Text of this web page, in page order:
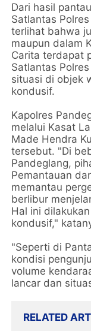
Dari hasil
Satlantas
terlihat bahwa
maupun dalam
Carita terdapat
Satlantas
situasi di objek
kondusif.
Kapolres
melalui Kasat
Made Hendra
tersebut. "Di
Pandeglang,
Pemantauan
memantau
berlibur
Hal ini
kondusif,"
"Seperti di
kondisi
volume
lancar dan
RELATED